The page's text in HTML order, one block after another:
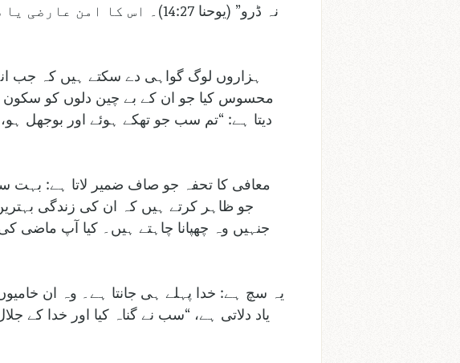
نہ ڈرو” (یوحنا 14:27)۔ اس
ہزاروں لوگ گواہی دے سکتے ہیں کہ جب
محسوس کیا جو ان کے بے چین دلوں کو سکون
معافی کا تحفہ جو صاف ضمیر لاتا ہے: بہت
جو ظاہر کرتے ہیں کہ ان کی زندگی
جنہیں وہ چھپانا چاہتے ہیں۔ کیا آپ
یہ سچ ہے: خدا پہلے ہی جانتا ہے۔ وہ ان